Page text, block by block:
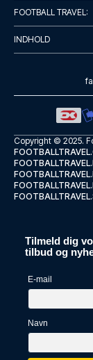
FOOTBALL TRAVEL:
INDHOLD
Copyright © 2025.
Tilmeld dig
tilbud og
E-mail
Navn